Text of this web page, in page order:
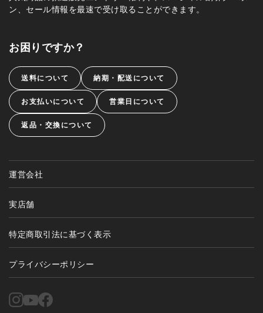
ン、セール情報を最速で受け取ることができます。
お困りですか？
送料について 納期・配送について
お支払いについて 営業日について
返品・交換について
運営会社
実店舗
特定商取引法に基づく表示
プライバシーポリシー